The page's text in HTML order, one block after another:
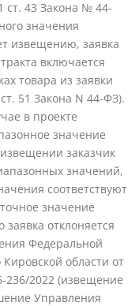
ст. 43 Закона № 44-
значения
извещению, заявка
включается
товара из заявки
51 Закона N 44-ФЗ).
в проекте
значение
заказчик
значений,
соответствуют
значение
заявка отклоняется
Федеральной
области от
236/2022 (извещение
Управления